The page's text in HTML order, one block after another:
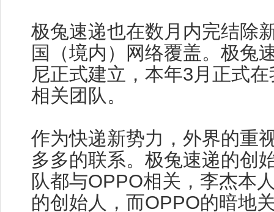
极兔速递也在数月内完结除
国（境内）网络覆盖。极兔
尼正式建立，本年3月正式
相关团队。
作为快递新势力，外界的重
多多的联系。极兔速递的创
队都与OPPO相关，李杰本
的创始人，而OPPO的暗地